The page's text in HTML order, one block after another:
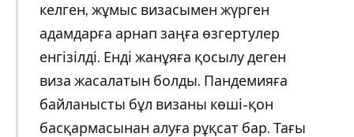
келген, жұмыс визасымен жүрген
адамдарға арнап заңға өзгертулер
енгізілді. Енді жанұяға қосылу деген
виза жасалатын болды. Пандемияға
байланысты бұл визаны көші-қон
басқармасынан алуға рұқсат бар. Тағы